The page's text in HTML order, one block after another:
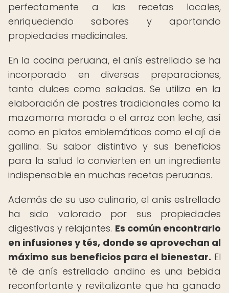
perfectamente a las recetas locales,
enriqueciendo sabores y aportando
propiedades medicinales.
En la cocina peruana, el anís estrellado se ha
incorporado en diversas preparaciones,
tanto dulces como saladas. Se utiliza en la
elaboración de postres tradicionales como la
mazamorra morada o el arroz con leche, así
como en platos emblemáticos como el ají de
gallina. Su sabor distintivo y sus beneficios
para la salud lo convierten en un ingrediente
indispensable en muchas recetas peruanas.
Además de su uso culinario, el anís estrellado
ha sido valorado por sus propiedades
digestivas y relajantes. Es común encontrarlo
en infusiones y tés, donde se aprovechan al
máximo sus beneficios para el bienestar. El
té de anís estrellado andino es una bebida
reconfortante y revitalizante que ha ganado